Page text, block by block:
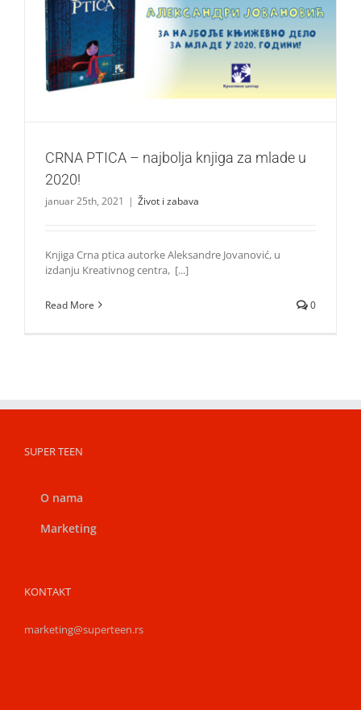
CRNA PTICA – najbolja knjiga za mlade u 2020!
CRNA PTICA – najbolja knjiga za mlade u
2020!
januar 25th, 2021 | Život i zabava
Knjiga Crna ptica autorke Aleksandre Jovanović, u
izdanju Kreativnog centra, [...]
Read More 0
SUPER TEEN
O nama
Marketing
KONTAKT
marketing@superteen.rs